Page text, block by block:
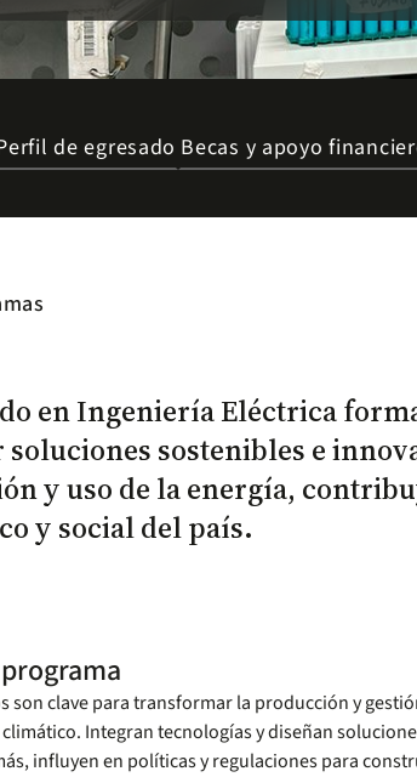
de egresado Becas y apoyo
en Ingeniería Eléctrica
sostenibles e
y uso de la energía,
y social del país.
son clave para transformar la producción y
Integran tecnologías y diseñan
influyen en políticas y regulaciones para